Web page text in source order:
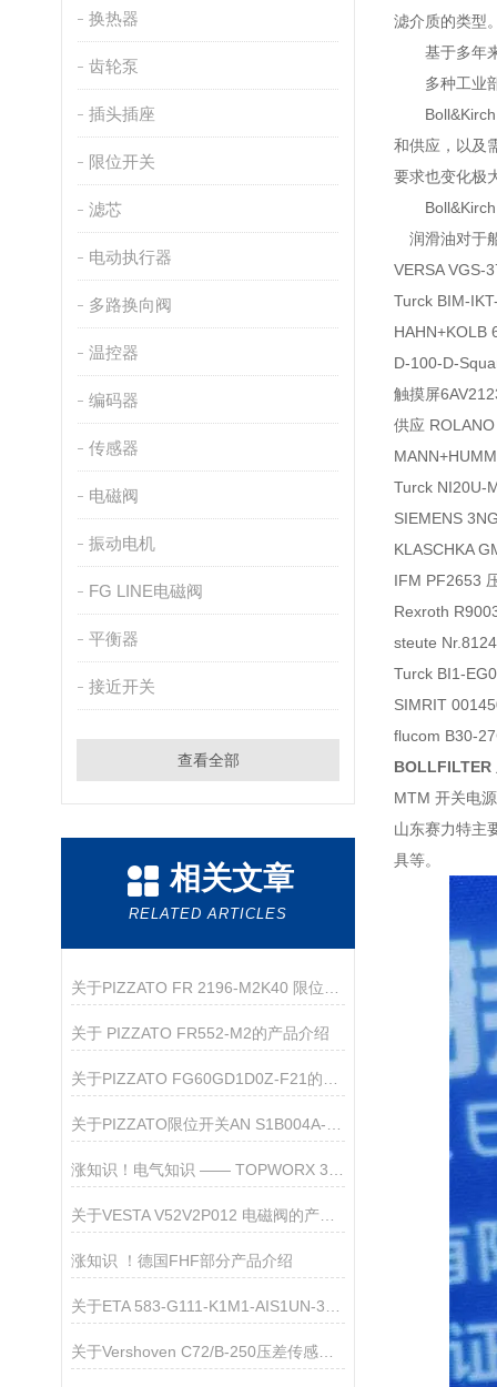
换热器
齿轮泵
插头插座
限位开关
滤芯
电动执行器
多路换向阀
温控器
编码器
传感器
电磁阀
振动电机
FG LINE电磁阀
平衡器
接近开关
查看全部
相关文章
RELATED ARTICLES
关于 PIZZATO FR552-M2的产品介绍
关于VESTA V52V2P012 电磁阀的产品介绍
涨知识 ！德国FHF部分产品介绍
关于Vershoven C72/B-250压差传感器的产品介绍
滤介质的类型
基于多年来
多种工业部
Boll&Kirch
和供应，以及
要求也变化极
Boll&Kirch
润滑油对于
VERSA VGS-
Turck BIM-
HAHN+KOLB
D-100-D-
触摸屏
供应
Turck NI20U-
SIEMENS
KLASCHKA
IFM PF2653
Rexroth
steute
Turck BI1-
SIMRIT
flucom B30-
BOLLFILTER
MTM 开关电
山东赛力特主
具等。